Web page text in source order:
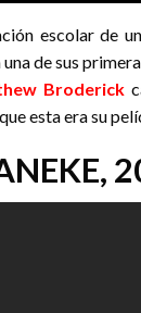
escolar de
de sus
Broderick
esta era su